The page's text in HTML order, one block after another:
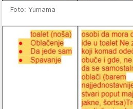
Foto: Yumama